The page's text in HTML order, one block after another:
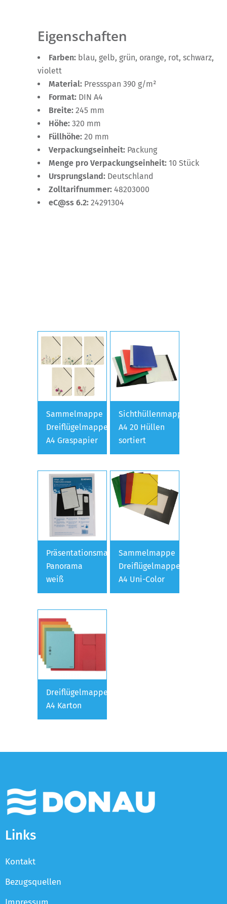
Eigenschaften
Farben: blau, gelb, grün, orange, rot, schwarz,
violett
Material: Pressspan 390 g/m²
Format: DIN A4
Breite: 245 mm
Höhe: 320 mm
Füllhöhe: 20 mm
Verpackungseinheit: Packung
Menge pro Verpackungseinheit: 10 Stück
Ursprungsland: Deutschland
Zolltarifnummer: 48203000
eC@ss 6.2: 24291304
Sammelmappe
Dreiflügelmappe
A4 Graspapier
Sichthüllenmappe
A4 20 Hüllen
sortiert
Präsentationsmappe
Panorama
weiß
Sammelmappe
Dreiflügelmappe
A4 Uni-Color
Dreiflügelmappe
A4 Karton
Links
Kontakt
Bezugsquellen